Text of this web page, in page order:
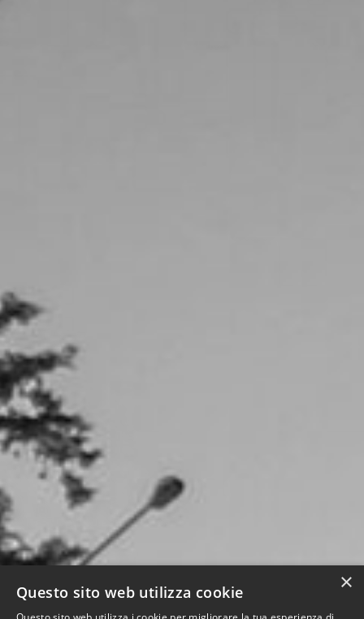
×
Questo sito web utilizza cookie